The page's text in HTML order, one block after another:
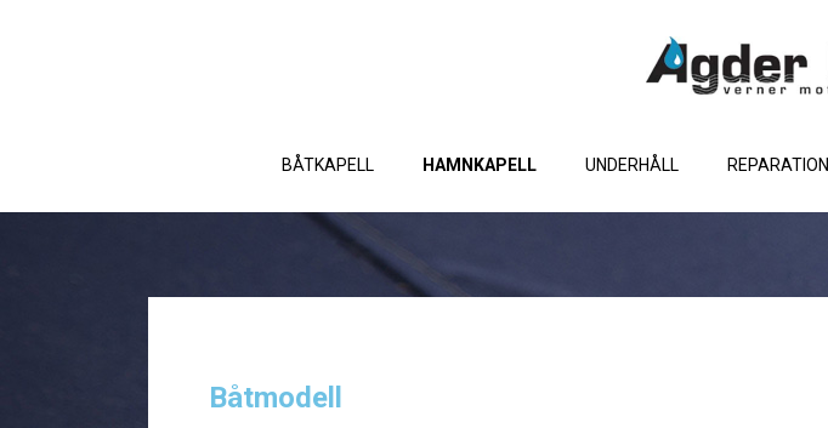
BÅTKAPELL HAMNKAPELL UNDERHÅLL REPARATION
Båtmodell